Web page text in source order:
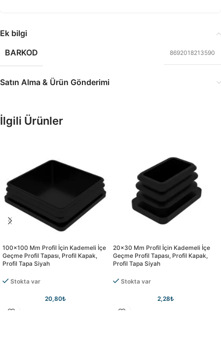
Ek bilgi
BARKOD
8692018213590
Satın Alma & Ürün Gönderimi
İlgili Ürünler
100×100 Mm Profil İçin Kademeli İçe
Geçme Profil Tapası, Profil Kapak,
Profil Tapa Siyah
Stokta var
20,80₺
20×30 Mm Profil İçin Kademeli İçe
Geçme Profil Tapası, Profil Kapak,
Profil Tapa Siyah
Stokta var
2,28₺